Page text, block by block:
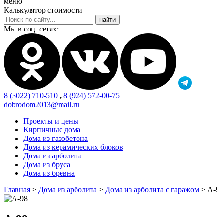
Калькулятор стоимости
Мы в соц. сетях:
8 (3022) 710-510 , 8 (924) 572-00-75
dobrodom2013@mail.ru
Проекты и цены
Кирпичные дома
Дома из газобетона
Дома из керамических блоков
Дома из арболита
Дома из бруса
Дома из бревна
Главная > Дома из арболита > Дома из арболита с гаражом > А-